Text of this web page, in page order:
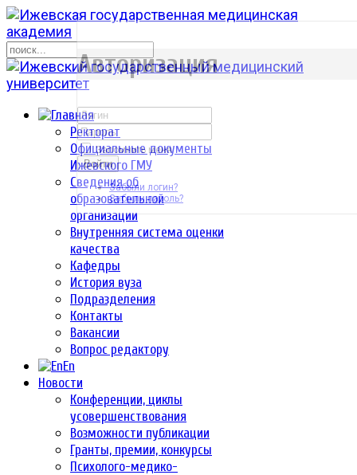
Ректорат
Официальные документы
Ижевского ГМУ
Сведения об
образовательной
организации
Внутренняя система оценки
качества
Кафедры
История вуза
Подразделения
Контакты
Вакансии
Вопрос редактору
En
Новости
Конференции, циклы
усовершенствования
Возможности публикации
Гранты, премии, конкурсы
Психолого-медико-
р
Авторизация
Запомнить меня
Войти
Забыли логин?
Забыли пароль?